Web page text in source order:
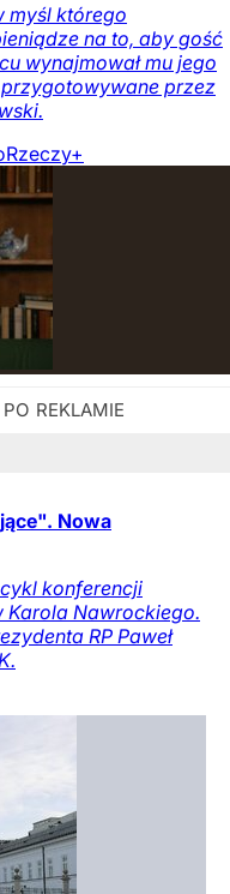
myśl którego
na to, aby gość
wynajmował mu jego
przygotowywane przez
Nowa
cykl konferencji
Karola Nawrockiego.
RP Paweł